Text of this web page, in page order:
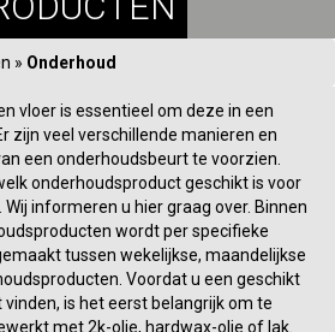
» Onderhoud
vloer is essentieel om deze in een
zijn veel verschillende manieren en
een onderhoudsbeurt te voorzien.
onderhoudsproduct geschikt is voor
informeren u hier graag over. Binnen
wordt per specifieke
tussen wekelijkse, maandelijkse
Voordat u een geschikt
is het eerst belangrijk om te
met 2k-olie, hardwax-olie of lak.